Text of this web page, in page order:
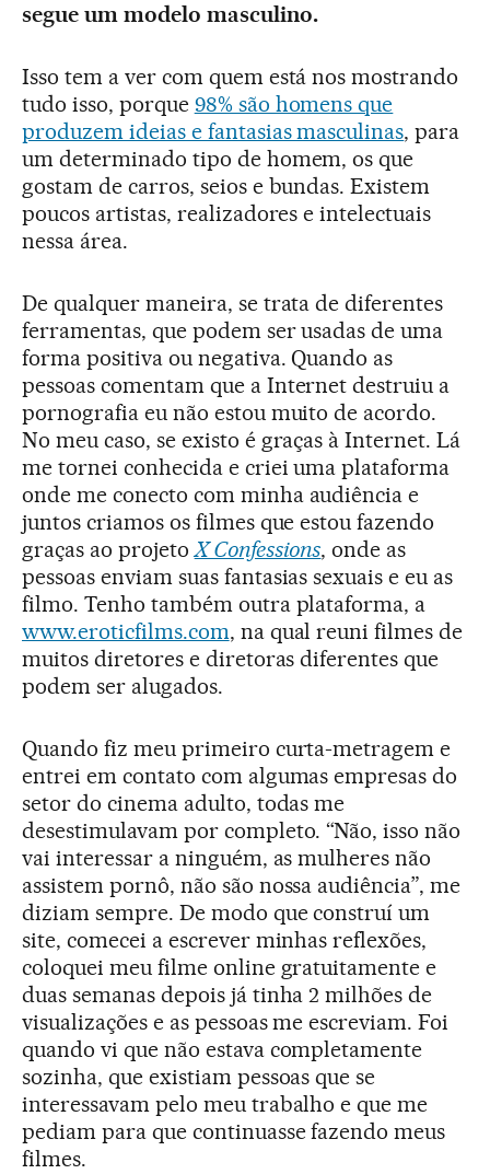
segue um modelo masculino.
Isso tem a ver com quem está nos mostrando
tudo isso, porque 98% são homens que
produzem ideias e fantasias masculinas, para
um determinado tipo de homem, os que
gostam de carros, seios e bundas. Existem
poucos artistas, realizadores e intelectuais
nessa área.
De qualquer maneira, se trata de diferentes
ferramentas, que podem ser usadas de uma
forma positiva ou negativa. Quando as
pessoas comentam que a Internet destruiu a
pornografia eu não estou muito de acordo.
No meu caso, se existo é graças à Internet. Lá
me tornei conhecida e criei uma plataforma
onde me conecto com minha audiência e
juntos criamos os filmes que estou fazendo
graças ao projetoX Confessions, onde as
pessoas enviam suas fantasias sexuais e eu as
filmo. Tenho também outra plataforma, a
www.eroticfilms.com, na qual reuni filmes de
muitos diretores e diretoras diferentes que
podem ser alugados.
Quando fiz meu primeiro curta-metragem e
entrei em contato com algumas empresas do
setor do cinema adulto, todas me
desestimulavam por completo. “Não, isso não
vai interessar a ninguém, as mulheres não
assistem pornô, não são nossa audiência”, me
diziam sempre. De modo que construí um
site, comecei a escrever minhas reflexões,
coloquei meu filme online gratuitamente e
duas semanas depois já tinha 2 milhões de
visualizações e as pessoas me escreviam. Foi
quando vi que não estava completamente
sozinha, que existiam pessoas que se
interessavam pelo meu trabalho e que me
pediam para que continuasse fazendo meus
filmes.